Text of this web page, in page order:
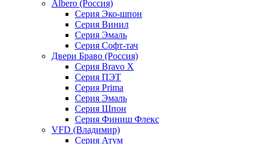
Albero (Россия)
Серия Эко-шпон
Серия Винил
Серия Эмаль
Серия Софт-тач
Двери Браво (Россия)
Серия Bravo X
Серия ПЭТ
Серия Prima
Серия Эмаль
Серия Шпон
Серия Финиш Флекс
VFD (Владимир)
Серия Атум